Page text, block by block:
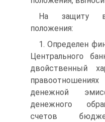
На защиту
положения:
1. Определен
Центрального
двойственный
денежной
денежного
счетов